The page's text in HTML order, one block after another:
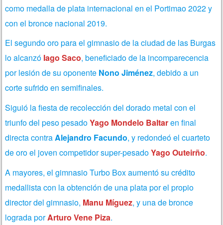
como medalla de plata internacional en el Portimao 2022 y
con el bronce nacional 2019.
El segundo oro para el gimnasio de la ciudad de las Burgas
lo alcanzó Iago Saco, beneficiado de la incomparecencia
por lesión de su oponente Nono Jiménez, debido a un
corte sufrido en semifinales.
Siguió la fiesta de recolección del dorado metal con el
triunfo del peso pesadoYago Mondelo Baltaren final
directa contraAlejandro Facundo, y redondeó el cuarteto
de oro el joven competidor super-pesadoYago Outeirño.
A mayores, el gimnasio Turbo Box aumentó su crédito
medallista con la obtención de una plata por el propio
director del gimnasio, Manu Míguez, y una de bronce
lograda porArturo Vene Piza.